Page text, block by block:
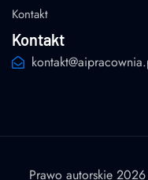
Kontakt
Kontakt
Prawo autorskie